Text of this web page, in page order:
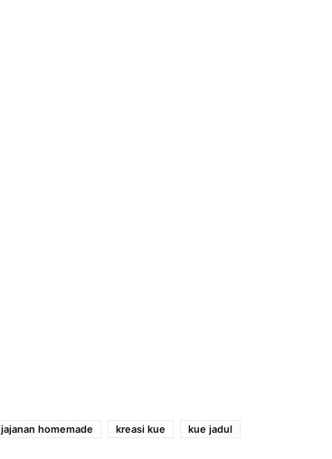
jajanan homemade kreasi kue kue jadul